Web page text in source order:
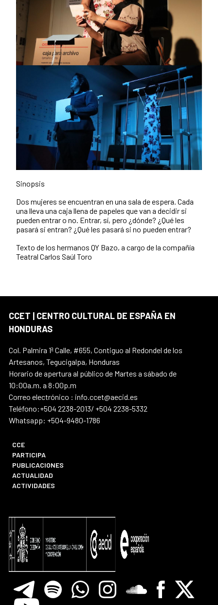
Sinopsis
Dos mujeres se encuentran en una sala de espera. Cada
una lleva una caja llena de papeles que van a decidir si
pueden entrar o no. Entrar, sí, pero ¿dónde? ¿Qué les
pasará si entran? ¿Qué les pasará si no pueden entrar?
Texto de los hermanos QY Bazo, a cargo de la compañía
Teatral Carlos Saúl Toro
CCET | CENTRO CULTURAL DE ESPAÑA EN
HONDURAS
Col. Palmira 1ª Calle, #655, Contiguo al Redondel de los
Artesanos, Tegucigalpa, Honduras
Horario de apertura al público de Martes a sábado de
10:00a.m. a 8:00p.m
Correo electrónico : info.ccet@aecid.es
Teléfono:+504 2238-2013/ +504 2238-5332
Whatsapp: +504-9480-1786
CCE
PARTICIPA
PUBLICACIONES
ACTUALIDAD
ACTIVIDADES
TelegramSpotify WhatsappInstagramSoundcloreFacebook
X